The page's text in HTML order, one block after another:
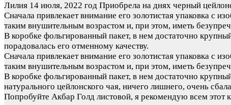
Лилия 14 июля, 2022 год Приобрела на днях черный
Сначала привлекает внимание его золотистая упаковка с
таким внушительным возрастом и, при этом, иметь
В коробке фольгированный пакет, в нем достаточно
порадовалась его отменному качеству.
Сначала привлекает внимание его золотистая упаковка с
таким внушительным возрастом и, при этом, иметь
В коробке фольгированный пакет, в нем достаточно
натурального цейлонского чая, ничего лишнего, очень
Попробуйте Акбар Голд листовой, я рекомендую всем этот